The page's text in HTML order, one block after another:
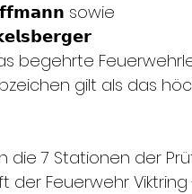
sowie
begehrte
gilt als das
die 7 Stationen der
der Feuerwehr